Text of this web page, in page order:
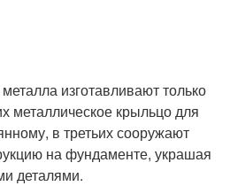
изготавливают только
металлическое крыльцо для
в третьих сооружают
на фундаменте, украшая
деталями.